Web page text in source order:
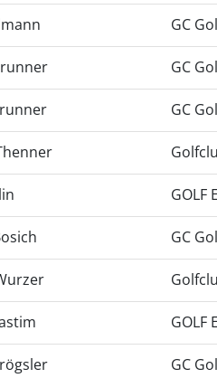
GC
GC
GC
GOLF
GC
GOLF
GC